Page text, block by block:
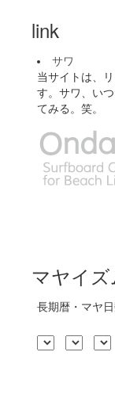
link
サワ
当サイトは、
す。サワ、い
てみる。笑。
マヤイズ
長期暦・マヤ